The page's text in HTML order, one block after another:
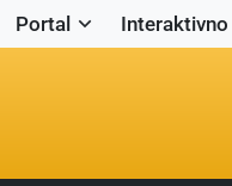
Portal Interaktivno